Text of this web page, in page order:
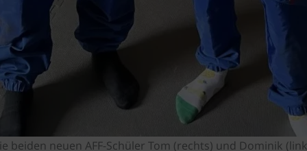
beiden neuen AFF-Schüler Tom (rechts) und Dominik